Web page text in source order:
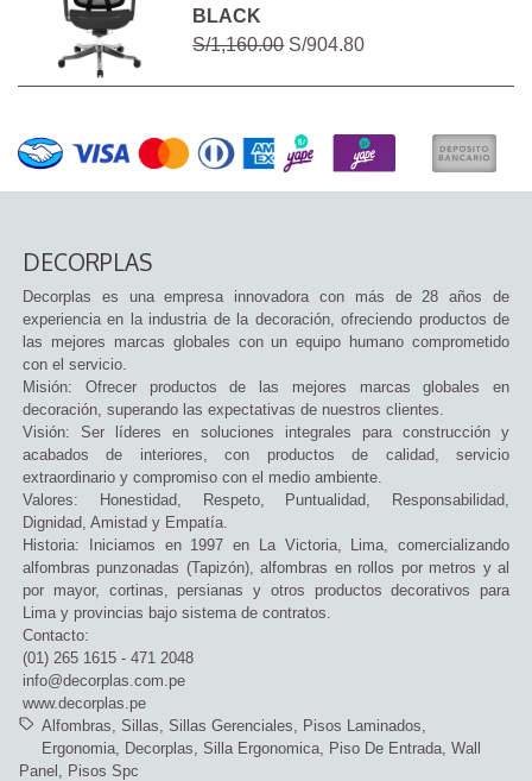
BLACK
S/1,160.00S/904.80
DECORPLAS
Decorplas es una empresa innovadora con más de 28 años de
experiencia en la industria de la decoración, ofreciendo productos de
las mejores marcas globales con un equipo humano comprometido
con el servicio.
Misión: Ofrecer productos de las mejores marcas globales en
decoración, superando las expectativas de nuestros clientes.
Visión: Ser líderes en soluciones integrales para construcción y
acabados de interiores, con productos de calidad, servicio
extraordinario y compromiso con el medio ambiente.
Valores: Honestidad, Respeto, Puntualidad, Responsabilidad,
Dignidad, Amistad y Empatía.
Historia: Iniciamos en 1997 en La Victoria, Lima, comercializando
alfombras punzonadas (Tapizón), alfombras en rollos por metros y al
por mayor, cortinas, persianas y otros productos decorativos para
Lima y provincias bajo sistema de contratos.
Contacto:
(01) 265 1615 - 471 2048
info@decorplas.com.pe
www.decorplas.pe
Alfombras
Sillas Sillas Gerenciales
Pisos Laminados
Ergonomia
Decorplas Silla Ergonomica Piso De Entrada Wall
Panel
Pisos Spc